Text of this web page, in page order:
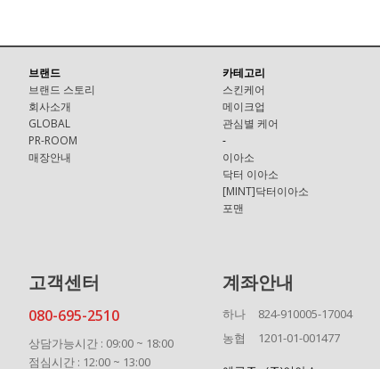
브랜드
브랜드 스토리
회사소개
GLOBAL
PR-ROOM
매장안내
카테고리
스킨케어
메이크업
관심별 케어
-
이아소
닥터 이아소
[MINT]닥터이아소
포맨
고객센터
080-695-2510
상담가능시간 : 09:00 ~ 18:00
점심시간 : 12:00 ~ 13:00
계좌안내
하나
824-910005-17004
농협
1201-01-001477